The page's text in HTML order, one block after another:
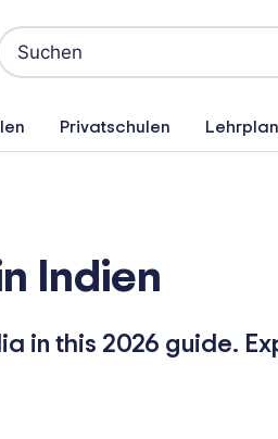
Search
for:
Privatschulen Lehrplan
Indien
in this 2026 guide.